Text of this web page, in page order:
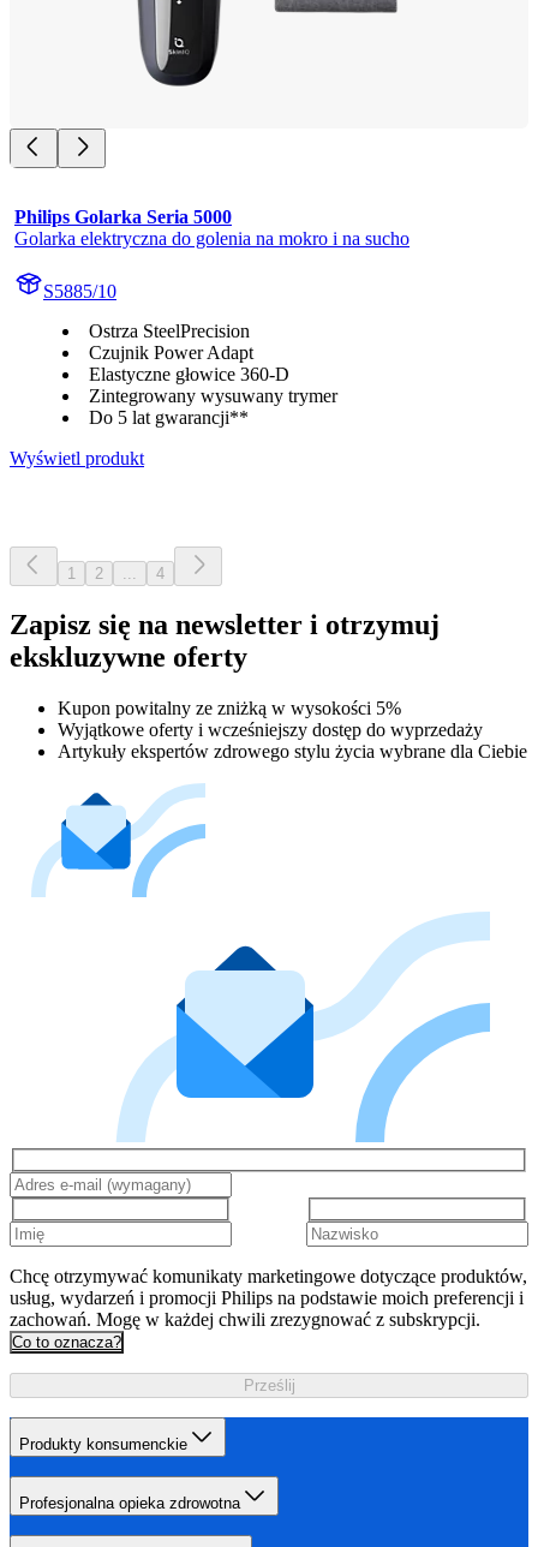
Philips Golarka Seria 5000
Golarka elektryczna do golenia na mokro i na sucho
S5885/10
Ostrza SteelPrecision
Czujnik Power Adapt
Elastyczne głowice 360-D
Zintegrowany wysuwany trymer
Do 5 lat gwarancji**
Wyświetl produkt
1 2 4
Zapisz się na newsletter i otrzymuj
ekskluzywne oferty
Kupon powitalny ze zniżką w wysokości 5%
Wyjątkowe oferty i wcześniejszy dostęp do wyprzedaży
Artykuły ekspertów zdrowego stylu życia wybrane dla Ciebie
Chcę otrzymywać komunikaty marketingowe dotyczące produktów,
usług, wydarzeń i promocji Philips na podstawie moich preferencji i
zachowań. Mogę w każdej chwili zrezygnować z subskrypcji.
Co to oznacza?
Prześlij
Produkty konsumenckie
Profesjonalna opieka zdrowotna